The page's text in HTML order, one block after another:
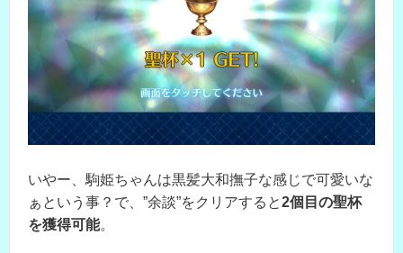
いやー、駒姫ちゃんは黒髪大和撫子な感じで可愛いな
ぁという事？で、”余談”をクリアすると2個目の聖杯
を獲得可能。